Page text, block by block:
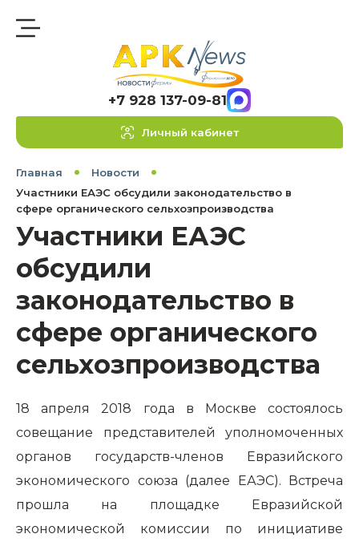
+7 928 137-09-81
Личный кабинет
Главная
Новости
Участники ЕАЭС обсудили законодательство в
сфере органического сельхозпроизводства
Участники ЕАЭС
обсудили
законодательство в
сфере органического
сельхозпроизводства
18 апреля 2018 года в Москве состоялось
совещание представителей уполномоченных
органов государств-членов Евразийского
экономического союза (далее ЕАЭС). Встреча
прошла на площадке Евразийской
экономической комиссии по инициативе